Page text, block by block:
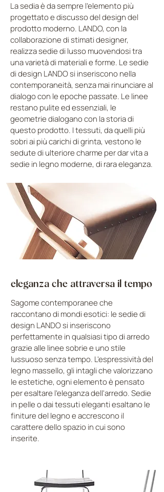
La sedia è da sempre l'elemento più
progettato e discusso del design del
prodotto moderno. LANDO, con la
collaborazione di stimati designer,
realizza sedie di lusso muovendosi tra
una varietà di materiali e forme. Le sedie
di design LANDO si inseriscono nella
contemporaneità, senza mai rinunciare al
dialogo con le epoche passate. Le linee
restano pulite ed essenziali, le
geometrie dialogano con la storia di
questo prodotto. I tessuti, da quelli più
sobri ai più carichi di grinta, vestono le
sedute di ulteriore charme per dar vita a
sedie in legno moderne, di rara eleganza.
eleganza che attraversa il tempo
Sagome contemporanee che
raccontano di mondi esotici: le sedie di
design LANDO si inseriscono
perfettamente in qualsiasi tipo di arredo
grazie alle linee sobrie e uno stile
lussuoso senza tempo. L'espressività del
legno massello, gli intagli che valorizzano
le estetiche, ogni elemento è pensato
per esaltare l'eleganza dell'arredo. Sedie
in pelle o dai tessuti eleganti esaltano le
finiture del legno e accrescono il
carattere dello spazio in cui sono
inserite.